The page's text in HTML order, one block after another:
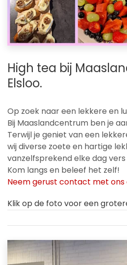
High tea bij
Elsloo.
Op zoek naar een lekkere en
Bij Maaslandcentrum ben je
Terwijl je geniet van een
wij diverse zoete en hartige
vanzelfsprekend elke dag
Kom langs en beleef het zelf!
Neem gerust contact met ons
Klik op de foto voor een